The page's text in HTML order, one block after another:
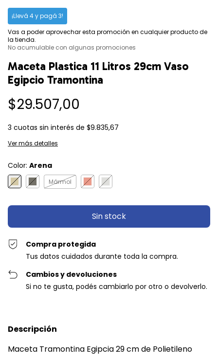
¡Llevá 4 y pagá 3!
Vas a poder aprovechar esta promoción en cualquier producto de
la tienda.
No acumulable con algunas promociones
Maceta Plastica 11 Litros 29cm Vaso
Egipcio Tramontina
$29.507,00
3 cuotas sin interés de $9.835,67
Ver más detalles
Color: Arena
Mármol
Compra protegida
Tus datos cuidados durante toda la compra.
Cambios y devoluciones
Si no te gusta, podés cambiarlo por otro o devolverlo.
Descripción
Maceta Tramontina Egipcia 29 cm de Polietileno